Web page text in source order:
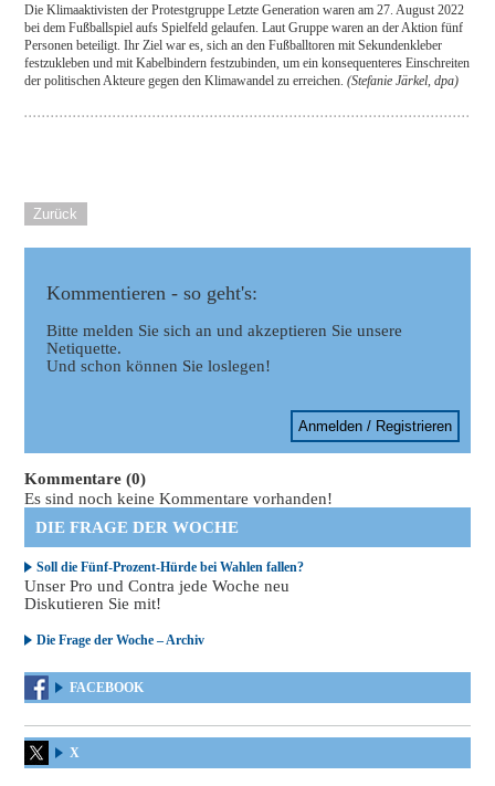
Die Klimaaktivisten der Protestgruppe Letzte Generation waren am 27. August 2022
bei dem Fußballspiel aufs Spielfeld gelaufen. Laut Gruppe waren an der Aktion fünf
Personen beteiligt. Ihr Ziel war es, sich an den Fußballtoren mit Sekundenkleber
festzukleben und mit Kabelbindern festzubinden, um ein konsequenteres Einschreiten
der politischen Akteure gegen den Klimawandel zu erreichen.(Stefanie Järkel, dpa)
Zurück
Kommentieren - so geht's:
Bitte melden Sie sich an und akzeptieren Sie unsere
Netiquette.
Und schon können Sie loslegen!
Anmelden / Registrieren
Kommentare (0)
Es sind noch keine Kommentare vorhanden!
DIE FRAGE DER WOCHE
Soll die Fünf-Prozent-Hürde bei Wahlen fallen?
Unser Pro und Contra jede Woche neu
Diskutieren Sie mit!
Die Frage der Woche – Archiv
FACEBOOK
X